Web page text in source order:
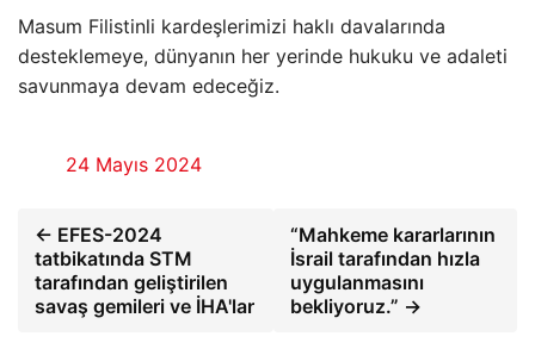
Masum Filistinli kardeşlerimizi haklı davalarında
desteklemeye, dünyanın her yerinde hukuku ve adaleti
savunmaya devam edeceğiz.
24 Mayıs 2024
← EFES-2024
tatbikatında STM
tarafından geliştirilen
savaş gemileri ve İHA'lar
“Mahkeme kararlarının
İsrail tarafından hızla
uygulanmasını
bekliyoruz.” →